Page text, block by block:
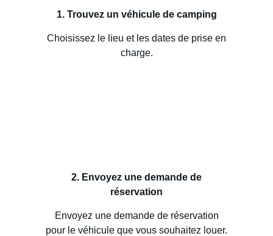
1. Trouvez un véhicule de camping
Choisissez le lieu et les dates de prise en
charge.
2. Envoyez une demande de
réservation
Envoyez une demande de réservation
pour le véhicule que vous souhaitez louer.